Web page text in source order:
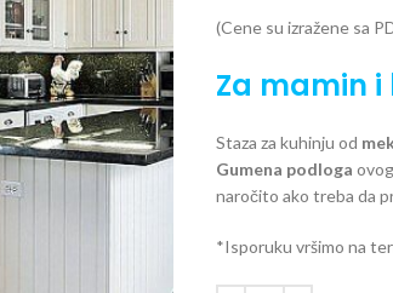
(Cene su izražene sa
Za mamin
Staza za kuhinju od
Gumena podloga
naročito ako treba da
*Isporuku vršimo na